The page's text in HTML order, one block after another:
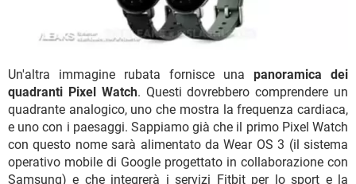
Un'altra immagine rubata fornisce una panoramica dei
quadranti Pixel Watch. Questi dovrebbero comprendere un
quadrante analogico, uno che mostra la frequenza cardiaca,
e uno con i paesaggi. Sappiamo già che il primo Pixel Watch
con questo nome sarà alimentato da Wear OS 3 (il sistema
operativo mobile di Google progettato in collaborazione con
Samsung) e che integrerà i servizi Fitbit per lo sport e la